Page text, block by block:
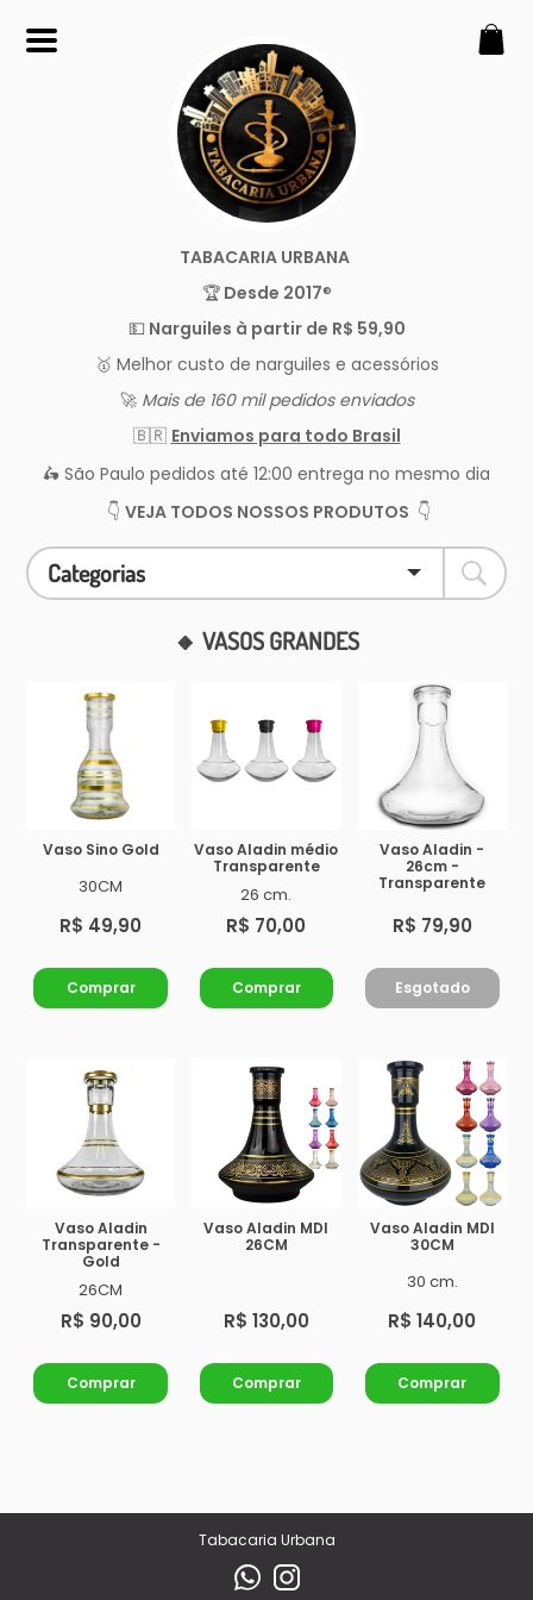
💵 Narguiles à partir de R$ 59,90
🏆 Melhor custo de narguiles e
até 12:00 entrega no mesmo dia!
tabacariaurbana@gmail.co
m
REDES SOCIAIS
TABACARIA URBANA
🏆Desde 2017®️
💵 Narguiles à partir de R$ 59,90
🥇 Melhor custo de narguiles e acessórios
🚀Mais de 160 mil pedidos enviados
🇧🇷 Enviamos para todo Brasil
🛵 São Paulo pedidos até 12:00 entrega no mesmo dia
👇 VEJA TODOS NOSSOS PRODUTOS 👇
Categorias
🔸 VASOS GRANDES
Vaso Sino Gold
30CM
R$ 49,90
Comprar
Vaso Aladin médio
Transparente
26 cm.
R$ 70,00
Comprar
Vaso Aladin -
26cm -
Transparente
R$ 79,90
Esgotado
Vaso Aladin
Transparente -
Gold
26CM
R$ 90,00
Comprar
Vaso Aladin MDI
26CM
R$ 130,00
Comprar
Vaso Aladin MDI
30CM
30 cm.
R$ 140,00
Comprar
Tabacaria Urbana